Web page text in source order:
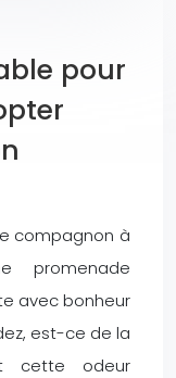
pour
compagnon à
promenade
avec bonheur
est-ce de la
cette odeur